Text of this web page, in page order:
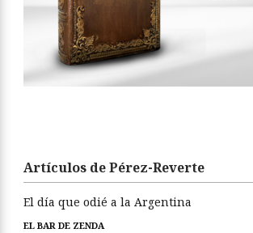
Artículos de Pérez-Reverte
El día que odié a la Argentina
EL BAR DE ZENDA